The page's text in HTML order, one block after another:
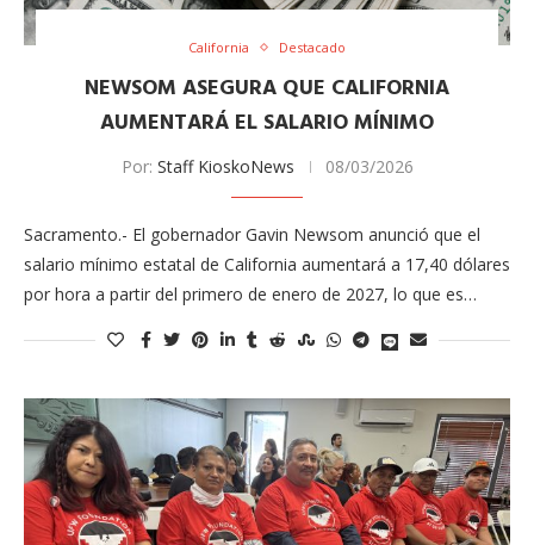
California Destacado
NEWSOM ASEGURA QUE CALIFORNIA
AUMENTARÁ EL SALARIO MÍNIMO
Por: Staff KioskoNews 08/03/2026
Sacramento.- El gobernador Gavin Newsom anunció que el
salario mínimo estatal de California aumentará a 17,40 dólares
por hora a partir del primero de enero de 2027, lo que es…